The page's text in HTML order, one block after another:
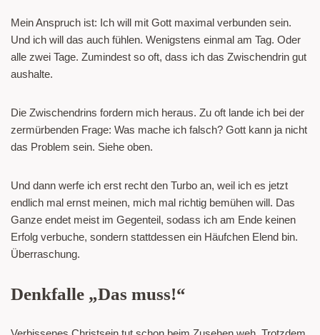
Mein Anspruch ist: Ich will mit Gott maximal verbunden sein.
Und ich will das auch fühlen. Wenigstens einmal am Tag. Oder
alle zwei Tage. Zumindest so oft, dass ich das Zwischendrin gut
aushalte.
Die Zwischendrins fordern mich heraus. Zu oft lande ich bei der
zermürbenden Frage: Was mache ich falsch? Gott kann ja nicht
das Problem sein. Siehe oben.
Und dann werfe ich erst recht den Turbo an, weil ich es jetzt
endlich mal ernst meinen, mich mal richtig bemühen will. Das
Ganze endet meist im Gegenteil, sodass ich am Ende keinen
Erfolg verbuche, sondern stattdessen ein Häufchen Elend bin.
Überraschung.
Denkfalle „Das muss!“